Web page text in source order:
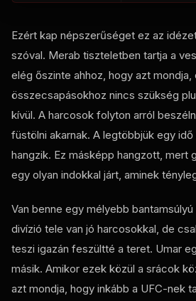
Ezért kap népszerűséget ez az
szóval. Merab tiszteletben tartja a
elég őszinte ahhoz, hogy azt mondja,
összecsapásokhoz nincs szükség
kívül. A harcosok folyton arról
füstölni akarnak. A legtöbbjük egy idő
hangzik. Ez másképp hangzott, mert
egy olyan indokkal járt, aminek
Van benne egy mélyebb
divízió tele van jó harcosokkal, de
teszi igazán feszültté a teret. Umar
másik. Amikor ezek közül a srácok
azt mondja, hogy inkább a UFC-nek